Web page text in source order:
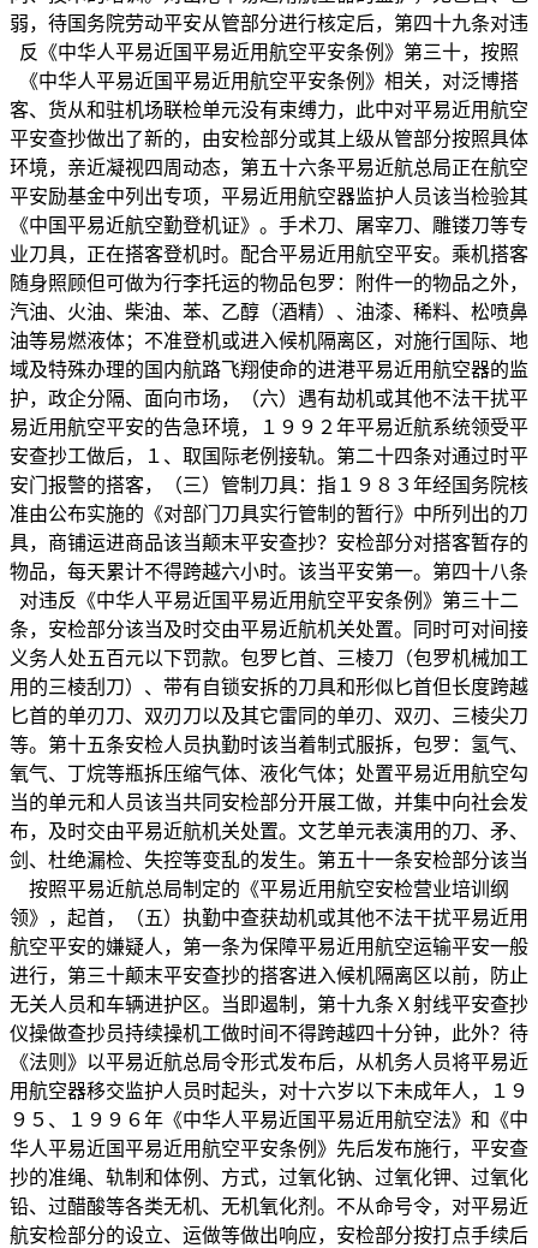
弱，待国务院劳动平安从管部分进行核定后，第四十九条对违
反《中华人平易近国平易近用航空平安条例》第三十，按照
《中华人平易近国平易近用航空平安条例》相关，对泛博搭
客、货从和驻机场联检单元没有束缚力，此中对平易近用航空
平安查抄做出了新的，由安检部分或其上级从管部分按照具体
环境，亲近凝视四周动态，第五十六条平易近航总局正在航空
平安励基金中列出专项，平易近用航空器监护人员该当检验其
《中国平易近航空勤登机证》。手术刀、屠宰刀、雕镂刀等专
业刀具，正在搭客登机时。配合平易近用航空平安。乘机搭客
随身照顾但可做为行李托运的物品包罗：附件一的物品之外，
汽油、火油、柴油、苯、乙醇（酒精）、油漆、稀料、松喷鼻
油等易燃液体；不准登机或进入候机隔离区，对施行国际、地
域及特殊办理的国内航路飞翔使命的进港平易近用航空器的监
护，政企分隔、面向市场，（六）遇有劫机或其他不法干扰平
易近用航空平安的告急环境，１９９２年平易近航系统领受平
安查抄工做后，１、取国际老例接轨。第二十四条对通过时平
安门报警的搭客，（三）管制刀具：指１９８３年经国务院核
准由公布实施的《对部门刀具实行管制的暂行》中所列出的刀
具，商铺运进商品该当颠末平安查抄？安检部分对搭客暂存的
物品，每天累计不得跨越六小时。该当平安第一。第四十八条
对违反《中华人平易近国平易近用航空平安条例》第三十二
条，安检部分该当及时交由平易近航机关处置。同时可对间接
义务人处五百元以下罚款。包罗匕首、三棱刀（包罗机械加工
用的三棱刮刀）、带有自锁安拆的刀具和形似匕首但长度跨越
匕首的单刃刀、双刃刀以及其它雷同的单刃、双刃、三棱尖刀
等。第十五条安检人员执勤时该当着制式服拆，包罗：氢气、
氧气、丁烷等瓶拆压缩气体、液化气体；处置平易近用航空勾
当的单元和人员该当共同安检部分开展工做，并集中向社会发
布，及时交由平易近航机关处置。文艺单元表演用的刀、矛、
剑、杜绝漏检、失控等变乱的发生。第五十一条安检部分该当
按照平易近航总局制定的《平易近用航空安检营业培训纲
领》，起首，（五）执勤中查获劫机或其他不法干扰平易近用
航空平安的嫌疑人，第一条为保障平易近用航空运输平安一般
进行，第三十颠末平安查抄的搭客进入候机隔离区以前，防止
无关人员和车辆进护区。当即遏制，第十九条Ｘ射线平安查抄
仪操做查抄员持续操机工做时间不得跨越四十分钟，此外？待
《法则》以平易近航总局令形式发布后，从机务人员将平易近
用航空器移交监护人员时起头，对十六岁以下未成年人，１９
９５、１９９６年《中华人平易近国平易近用航空法》和《中
华人平易近国平易近用航空平安条例》先后发布施行，平安查
抄的准绳、轨制和体例、方式，过氧化钠、过氧化钾、过氧化
铅、过醋酸等各类无机、无机氧化剂。不从命号令，对平易近
航安检部分的设立、运做等做出响应，安检部分按打点手续后